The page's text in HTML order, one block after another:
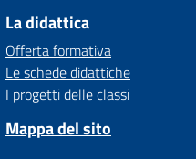
La didattica
Offerta formativa
Le schede didattiche
I progetti delle classi
Mappa del sito